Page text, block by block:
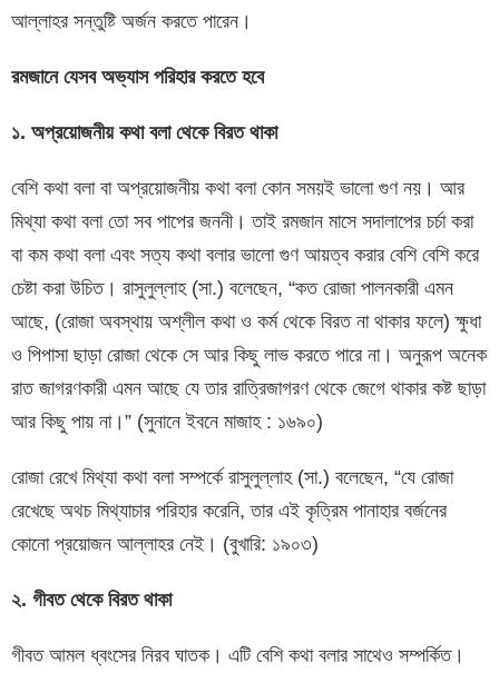
আল্লাহর সন্তুষ্টি অর্জন করতে পারেন।
রমজানে যেসব অভ্যাস পরিহার করতে হবে
১. অপ্রয়োজনীয় কথা বলা থেকে বিরত থাকা
বেশি কথা বলা বা অপ্রয়োজনীয় কথা বলা কোন সময়ই ভালো গুণ নয়। আর
মিথ্যা কথা বলা তো সব পাপের জননী। তাই রমজান মাসে সদালাপের চর্চা করা
বা কম কথা বলা এবং সত্য কথা বলার ভালো গুণ আয়ত্ব করার বেশি বেশি করে
চেষ্টা করা উচিত। রাসুলুল্লাহ (সা.) বলেছেন, “কত রোজা পালনকারী এমন
আছে, (রোজা অবস্থায় অশ্লীল কথা ও কর্ম থেকে বিরত না থাকার ফলে) ক্ষুধা
ও পিপাসা ছাড়া রোজা থেকে সে আর কিছু লাভ করতে পারে না। অনুরূপ অনেক
রাত জাগরণকারী এমন আছে যে তার রাত্রিজাগরণ থেকে জেগে থাকার কষ্ট ছাড়া
আর কিছু পায় না।” (সুনানে ইবনে মাজাহ : ১৬৯০)
রোজা রেখে মিথ্যা কথা বলা সম্পর্কে রাসুলুল্লাহ (সা.) বলেছেন, “যে রোজা
রেখেছে অথচ মিথ্যাচার পরিহার করেনি, তার এই কৃত্রিম পানাহার বর্জনের
কোনো প্রয়োজন আল্লাহর নেই। (বুখারি: ১৯০৩)
২. গীবত থেকে বিরত থাকা
গীবত আমল ধ্বংসের নিরব ঘাতক। এটি বেশি কথা বলার সাথেও সম্পর্কিত।